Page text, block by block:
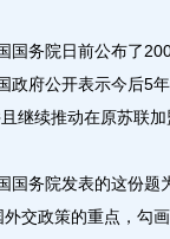
务院日前公布了
政府公开表示今后5
继续推动在原苏联加
务院发表的这份题为
外交政策的重点，勾